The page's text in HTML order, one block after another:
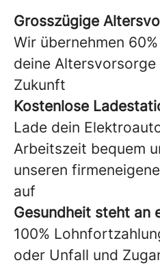
Grosszügige
Wir übernehmen
deine
Zukunft
Kostenlose
Lade dein
Arbeitszeit bequem
unseren
auf
Gesundheit steht an
100%
oder Unfall und